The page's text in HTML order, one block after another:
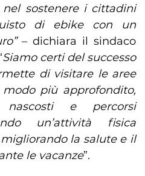
nel sostenere i cittadini
di ebike con un
– dichiara il sindaco
Siamo certi del successo
di visitare le aree
più approfondito,
nascosti e percorsi
un’attività fisica
la salute e il
le vacanze”.